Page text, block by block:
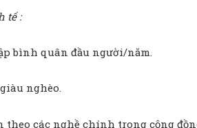
tế :
bình quân đầu người/năm.
nghèo.
theo các nghề chính trong cộng